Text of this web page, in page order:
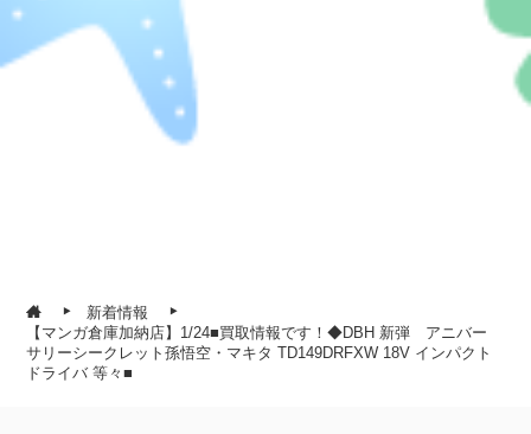
新着情報
【マンガ倉庫加納店】1/24■買取情報です！◆DBH 新弾 アニバー
サリーシークレット孫悟空・マキタ TD149DRFXW 18V インパクト
ドライバ 等々■